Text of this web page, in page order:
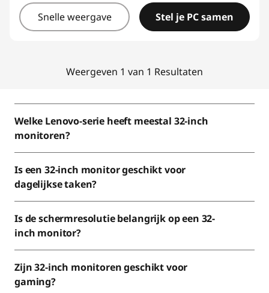
Snelle weergave Stel je PC samen
Weergeven 1 van 1 Resultaten
Welke Lenovo-serie heeft meestal 32-inch
monitoren?
Is een 32-inch monitor geschikt voor
dagelijkse taken?
Is de schermresolutie belangrijk op een 32-
inch monitor?
Zijn 32-inch monitoren geschikt voor
gaming?